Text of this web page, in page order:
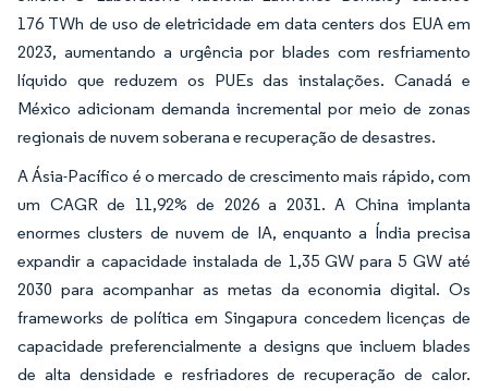
176 TWh de uso de eletricidade em data centers dos EUA em
2023, aumentando a urgência por blades com resfriamento
líquido que reduzem os PUEs das instalações. Canadá e
México adicionam demanda incremental por meio de zonas
regionais de nuvem soberana e recuperação de desastres.
A Ásia-Pacífico é o mercado de crescimento mais rápido, com
um CAGR de 11,92% de 2026 a 2031. A China implanta
enormes clusters de nuvem de IA, enquanto a Índia precisa
expandir a capacidade instalada de 1,35 GW para 5 GW até
2030 para acompanhar as metas da economia digital. Os
frameworks de política em Singapura concedem licenças de
capacidade preferencialmente a designs que incluem blades
de alta densidade e resfriadores de recuperação de calor.